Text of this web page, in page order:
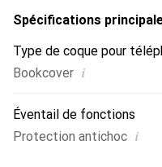
Spécifications
Type de coque pour
Bookcover i
Éventail de fonctions
Protection antichoc i